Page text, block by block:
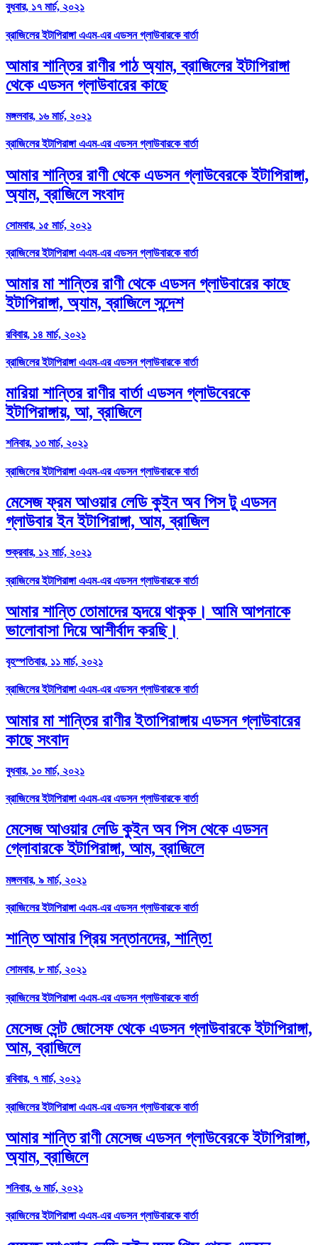
বুধবার, ১৭ মার্চ, ২০২১
ব্রাজিলের ইটাপিরাঙ্গা এএম-এর এডসন গ্লাউবারকে বার্তা
আমার শান্তির রাণীর পাঠ অ্যাম, ব্রাজিলের ইটাপিরাঙ্গা
থেকে এডসন গ্লাউবারের কাছে
মঙ্গলবার, ১৬ মার্চ, ২০২১
ব্রাজিলের ইটাপিরাঙ্গা এএম-এর এডসন গ্লাউবারকে বার্তা
আমার শান্তির রাণী থেকে এডসন গ্লাউবেরকে ইটাপিরাঙ্গা,
অ্যাম, ব্রাজিলে সংবাদ
সোমবার, ১৫ মার্চ, ২০২১
ব্রাজিলের ইটাপিরাঙ্গা এএম-এর এডসন গ্লাউবারকে বার্তা
আমার মা শান্তির রাণী থেকে এডসন গ্লাউবারের কাছে
ইটাপিরাঙ্গা, অ্যাম, ব্রাজিলে সন্দেশ
রবিবার, ১৪ মার্চ, ২০২১
ব্রাজিলের ইটাপিরাঙ্গা এএম-এর এডসন গ্লাউবারকে বার্তা
মারিয়া শান্তির রাণীর বার্তা এডসন গ্লাউবেরকে
ইটাপিরাঙ্গায়, আ, ব্রাজিলে
শনিবার, ১৩ মার্চ, ২০২১
ব্রাজিলের ইটাপিরাঙ্গা এএম-এর এডসন গ্লাউবারকে বার্তা
মেসেজ ফ্রম আওয়ার লেডি কুইন অব পিস টু এডসন
গ্লাউবার ইন ইটাপিরাঙ্গা, আম, ব্রাজিল
শুক্রবার, ১২ মার্চ, ২০২১
ব্রাজিলের ইটাপিরাঙ্গা এএম-এর এডসন গ্লাউবারকে বার্তা
আমার শান্তি তোমাদের হৃদয়ে থাকুক। আমি আপনাকে
ভালোবাসা দিয়ে আশীর্বাদ করছি।
বৃহস্পতিবার, ১১ মার্চ, ২০২১
ব্রাজিলের ইটাপিরাঙ্গা এএম-এর এডসন গ্লাউবারকে বার্তা
আমার মা শান্তির রাণীর ইতাপিরাঙ্গায় এডসন গ্লাউবারের
কাছে সংবাদ
বুধবার, ১০ মার্চ, ২০২১
ব্রাজিলের ইটাপিরাঙ্গা এএম-এর এডসন গ্লাউবারকে বার্তা
মেসেজ আওয়ার লেডি কুইন অব পিস থেকে এডসন
গ্লোবারকে ইটাপিরাঙ্গা, আম, ব্রাজিলে
মঙ্গলবার, ৯ মার্চ, ২০২১
ব্রাজিলের ইটাপিরাঙ্গা এএম-এর এডসন গ্লাউবারকে বার্তা
শান্তি আমার প্রিয় সন্তানদের, শান্তি!
সোমবার, ৮ মার্চ, ২০২১
ব্রাজিলের ইটাপিরাঙ্গা এএম-এর এডসন গ্লাউবারকে বার্তা
মেসেজ সেন্ট জোসেফ থেকে এডসন গ্লাউবারকে ইটাপিরাঙ্গা,
আম, ব্রাজিলে
রবিবার, ৭ মার্চ, ২০২১
ব্রাজিলের ইটাপিরাঙ্গা এএম-এর এডসন গ্লাউবারকে বার্তা
আমার শান্তি রাণী মেসেজ এডসন গ্লাউবেরকে ইটাপিরাঙ্গা,
অ্যাম, ব্রাজিলে
শনিবার, ৬ মার্চ, ২০২১
ব্রাজিলের ইটাপিরাঙ্গা এএম-এর এডসন গ্লাউবারকে বার্তা